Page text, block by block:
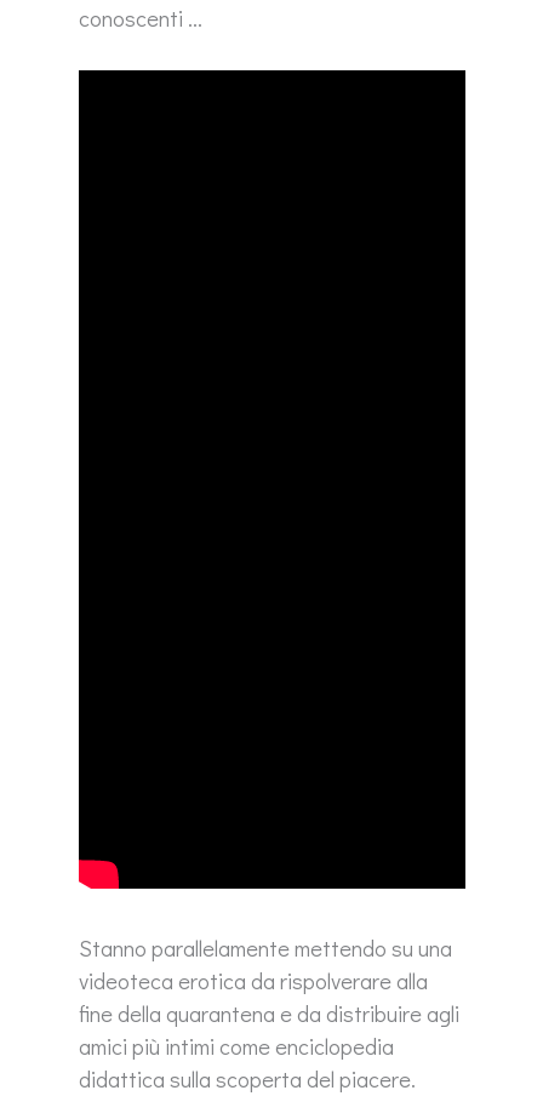
conoscenti …
Stanno parallelamente mettendo su una
videoteca erotica da rispolverare alla
fine della quarantena e da distribuire agli
amici più intimi come enciclopedia
didattica sulla scoperta del piacere.